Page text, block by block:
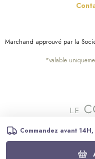
Commandez avant
Marchand approuvé par la
*valable